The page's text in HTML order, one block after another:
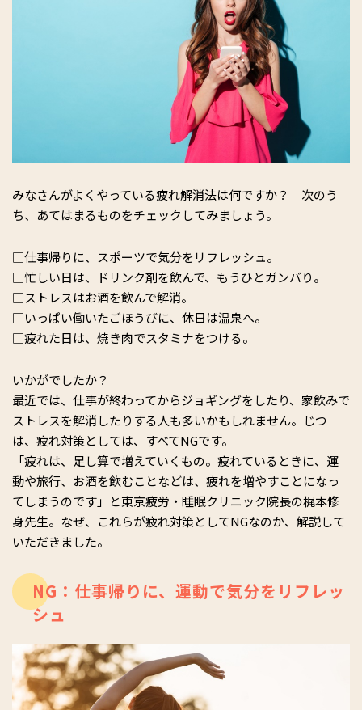
みなさんがよくやっている疲れ解消法は何ですか？ 次のう
ち、あてはまるものをチェックしてみましょう。
□仕事帰りに、スポーツで気分をリフレッシュ。
□忙しい日は、ドリンク剤を飲んで、もうひとガンバり。
□ストレスはお酒を飲んで解消。
□いっぱい働いたごほうびに、休日は温泉へ。
□疲れた日は、焼き肉でスタミナをつける。
いかがでしたか？
最近では、仕事が終わってからジョギングをしたり、家飲みで
ストレスを解消したりする人も多いかもしれません。じつ
は、疲れ対策としては、すべてNGです。
「疲れは、足し算で増えていくもの。疲れているときに、運
動や旅行、お酒を飲むことなどは、疲れを増やすことになっ
てしまうのです」と東京疲労・睡眠クリニック院長の梶本修
身先生。なぜ、これらが疲れ対策としてNGなのか、解説して
いただきました。
NG：仕事帰りに、運動で気分をリフレッ
シュ